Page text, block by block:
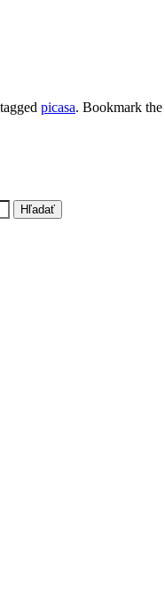
picasa. Bookmark the